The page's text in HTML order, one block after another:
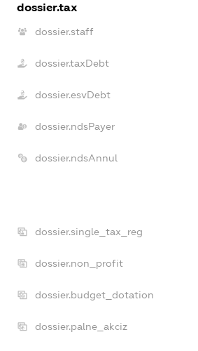
dossier.tax
dossier.staff
dossier.taxDebt
dossier.esvDebt
dossier.ndsPayer
dossier.ndsAnnul
dossier.single_tax_reg
dossier.non_profit
dossier.budget_dotation
dossier.palne_akciz